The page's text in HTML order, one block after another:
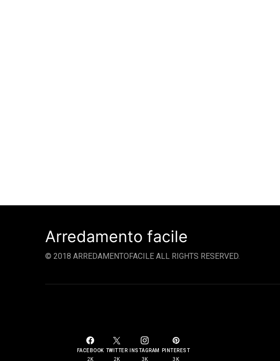
Arredamento facile
© 2018 ARREDAMENTOFACILE ALL RIGHTS RESERVED.
FACEBOOK
2K
TWITTER
2K
INSTAGRAM
3K
PINTEREST
3K